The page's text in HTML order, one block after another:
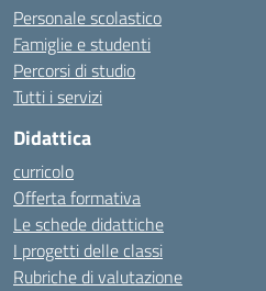
Personale scolastico
Famiglie e studenti
Percorsi di studio
Tutti i servizi
Didattica
curricolo
Offerta formativa
Le schede didattiche
I progetti delle classi
Rubriche di valutazione